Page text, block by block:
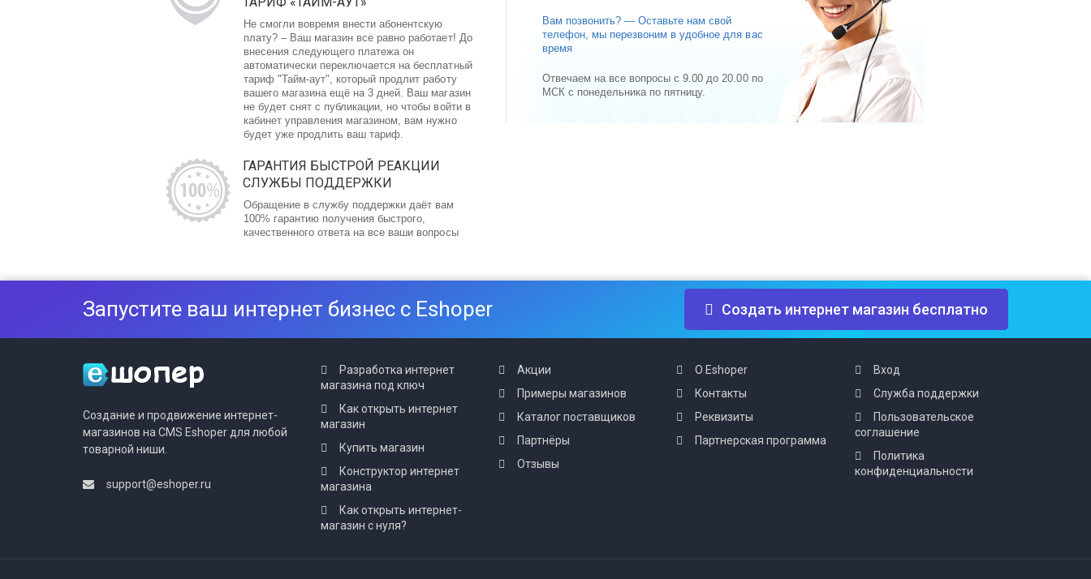
Не смогли вовремя внести абонентскую
плату? – Ваш магазин все равно работает! До
внесения следующего платежа он
автоматически переключается на бесплатный
тариф "Тайм-аут", который продлит работу
вашего магазина ещё на 3 дней. Ваш магазин
не будет снят с публикации, но чтобы войти в
кабинет управления магазином, вам нужно
будет уже продлить ваш тариф.
ГАРАНТИЯ БЫСТРОЙ РЕАКЦИИ
СЛУЖБЫ ПОДДЕРЖКИ
Обращение в службу поддержки даёт вам
100% гарантию получения быстрого,
качественного ответа на все ваши вопросы
Вам позвонить? — Оставьте нам свой
телефон, мы перезвоним в удобное для вас
время
Отвечаем на все вопросы с 9.00 до 20.00 по
МСК с понедельника по пятницу.
Запустите ваш интернет бизнес с Eshoper Создать интернет магазин бесплатно
Создание и продвижение интернет-
магазинов на CMS Eshoper для любой
товарной ниши.
support@eshoper.ru
Разработка интернет
магазина под ключ
Как открыть интернет
магазин
Купить магазин
Конструктор интернет
магазина
Как открыть интернет-
магазин с нуля?
Акции
Примеры магазинов
Каталог поставщиков
Партнёры
Отзывы
О Eshoper
Контакты
Реквизиты
Партнерская программа
Вход
Служба поддержки
Пользовательское
соглашение
Политика
конфиденциальности